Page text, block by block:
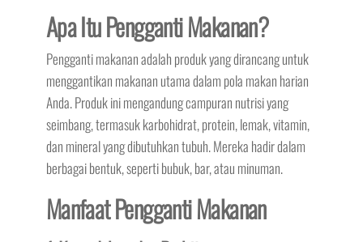
Apa Itu Pengganti Makanan?
Pengganti makanan adalah produk yang dirancang untuk
menggantikan makanan utama dalam pola makan harian
Anda. Produk ini mengandung campuran nutrisi yang
seimbang, termasuk karbohidrat, protein, lemak, vitamin,
dan mineral yang dibutuhkan tubuh. Mereka hadir dalam
berbagai bentuk, seperti bubuk, bar, atau minuman.
Manfaat Pengganti Makanan